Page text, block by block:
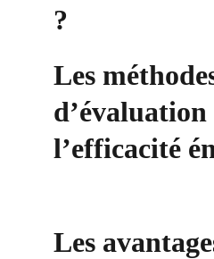
?
Les
d’évaluation
l’efficacité
Les